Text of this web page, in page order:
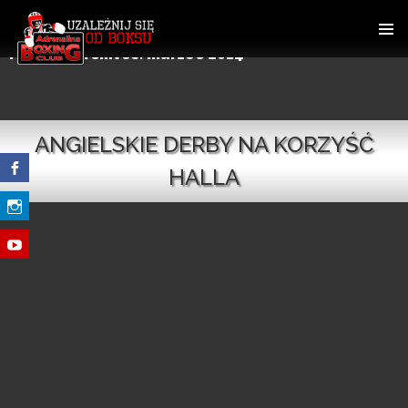
CONTENT
Monthly Archives: marzec 2014
ANGIELSKIE DERBY NA KORZYŚĆ
HALLA